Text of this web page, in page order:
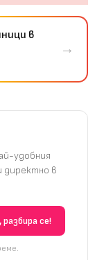
в
→
удобния
в